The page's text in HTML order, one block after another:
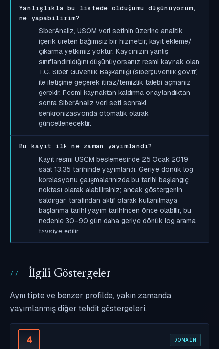
Yanlışlıkla bu listede olduğumu düşünüyorum,
ne yapabilirim?
SiberAnaliz, USOM veri setinin üzerine analitik
içerik üreten bağımsız bir hizmettir; kayıt ekleme/
çıkarma yetkimiz yoktur. Kaydınızın yanlış
sınıflandırıldığını düşünüyorsanız resmi kaynak olan
T.C. Siber Güvenlik Başkanlığı (siberguvenlik.gov.tr)
ile iletişime geçerek itiraz/temizlik talebi açmanız
gerekir. Resmi kaynaktan kaldırma onaylandıktan
sonra SiberAnaliz veri seti sonraki
senkronizasyonda otomatik olarak
güncellenecektir.
Bu kayıt ilk ne zaman yayımlandı?
Kayıt resmi USOM beslemesinde 25 Ocak 2019
saat 13:35 tarihinde yayımlandı. Geriye dönük log
korelasyonu çalışmalarınızda bu tarihi başlangıç
noktası olarak alabilirsiniz; ancak göstergenin
saldırgan tarafından aktif olarak kullanılmaya
başlanma tarihi yayım tarihinden önce olabilir, bu
nedenle 30–90 gün daha geriye dönük log arama
tavsiye edilir.
İlgili Göstergeler
Aynı tipte ve benzer profilde, yakın zamanda
yayımlanmış diğer tehdit göstergeleri.
4 DOMAIN